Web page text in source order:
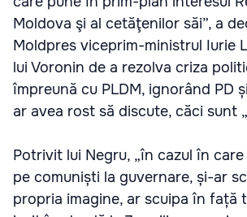
Moldova şi al cetăţenilor săi”, a
Moldpres viceprim-ministrul Iurie
lui Voronin de a rezolva criza
împreună cu PLDM, ignorând PD
ar avea rost să discute, căci sunt
Potrivit lui Negru, „în cazul în
pe comuniști la guvernare, și-ar
propria imagine, ar scuipa în față